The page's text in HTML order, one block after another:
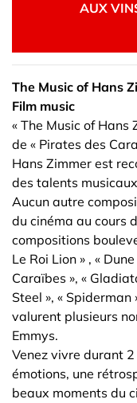
AUX
The Music of Hans
Film music
« The Music of Hans
de « Pirates des
Hans Zimmer est
des talents
Aucun autre
du cinéma au cours
compositions
Le Roi Lion » , «
Caraïbes », «
Steel », « Spiderman
valurent plusieurs
Emmys.
Venez vivre durant
émotions, une
beaux moments du